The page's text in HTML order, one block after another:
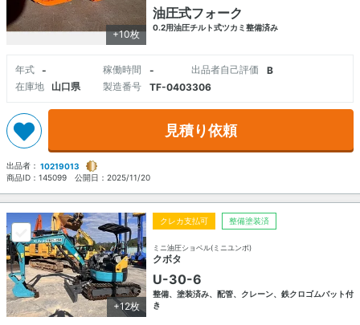
+10枚
油圧式フォーク
0.2用油圧チルト式ツカミ整備済み
年式 - 稼働時間 - 出品者自己評価
B
在庫地
山口県 製造番号 TF-0403306
見積り依頼
出品者： 10219013
商品ID： 145099 公開日： 2025/11/20
+12枚
クレカ支払可 整備塗装済
ミニ油圧ショベル(ミニユンボ)
クボタ
U-30-6
整備、塗装済み、配管、クレーン、鉄クロゴムバット付
き